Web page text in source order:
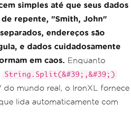
simples até que seus dados
repente, "Smith, John"
endereços são
e dados cuidadosamente
em caos. Enquanto
String.Split(&#39;,&#39;)
do mundo real, o IronXL fornece
lida automaticamente com